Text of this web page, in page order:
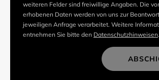
weiteren Felder sind freiwillige Angaben. Die
erhobenen Daten werden von uns zur
jeweiligen Anfrage verarbeitet. Weitere
entnehmen Sie bitte den Datenschutzhinweisen.